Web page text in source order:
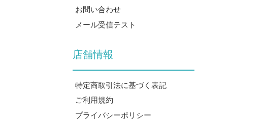
お問い合わせ
メール受信テスト
店舗情報
特定商取引法に基づく表記
ご利用規約
プライバシーポリシー